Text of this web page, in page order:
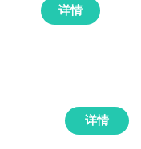
详情
详情